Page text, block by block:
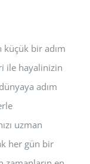
küçük bir adım
ile hayalinizin
adım
uzman
her gün bir